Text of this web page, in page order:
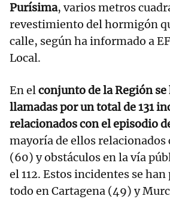
Purísima, varios metros
revestimiento del hormigón
calle, según ha informado a
Local.
En elconjunto de la Región
llamadas por un total de 131
relacionados con el episodio
mayoría de ellos relacionados
(60) y obstáculos en la vía
el 112. Estos incidentes se
todo en Cartagena (49) y